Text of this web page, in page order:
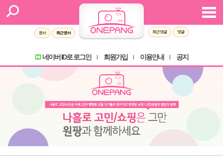
문서 최근 문서 최근 댓글 댓글
네이버 ID로 로그인 회원가입 이용안내 공지